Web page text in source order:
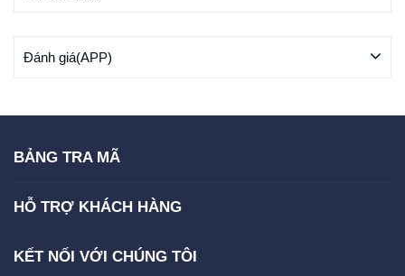
Đánh giá(APP)
BẢNG TRA MÃ
HỖ TRỢ KHÁCH HÀNG
KẾT NỐI VỚI CHÚNG TÔI